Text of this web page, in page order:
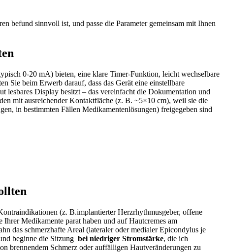
befund ‍sinnvoll ist, ‌und passe die Parameter⁣ gemeinsam ⁤mit ‍Ihnen
0-20 mA) bieten, eine klare Timer-Funktion, ​leicht wechselbare
Sie beim Erwerb⁢ darauf, dass das Gerät eine einstellbare
lesbares Display besitzt – das vereinfacht die Dokumentation und
mit ausreichender Kontaktfläche (z.‍ B. ~5×10 cm), weil ‍sie ⁤die
in bestimmten Fällen Medikamentenlösungen) freigegeben sind⁢
(z. B.implantierter Herzrhythmusgeber, offene
Ihrer ​Medikamente parat haben und ​auf Hautcremes am
das schmerzhafte ⁣Areal (lateraler‌ oder ⁣medialer⁢ Epicondylus je
beginne die ‍Sitzung
bei​ niedriger⁤ Stromstärke, die ich
brennendem Schmerz oder auffälligen Hautveränderungen ⁣zu